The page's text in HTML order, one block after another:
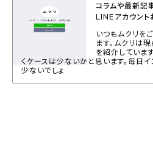
コラムや最新記
LINEアカウン
いつもムクリを
ます。ムクリは
を紹介していま
くケースは少ないかと思います。毎日
少ないでしょ